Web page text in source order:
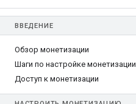
ВВЕДЕНИЕ
Обзор монетизации
Шаги по настройке монетизации
Доступ к монетизации